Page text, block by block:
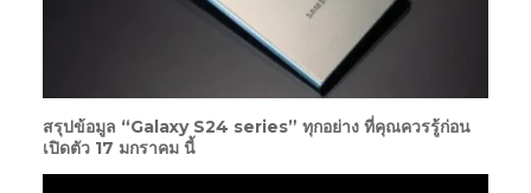
สรุปข้อมูล “Galaxy S24 series” ทุกอย่าง ที่คุณควรรู้ก่อน
เปิดตัว 17 มกราคม นี้